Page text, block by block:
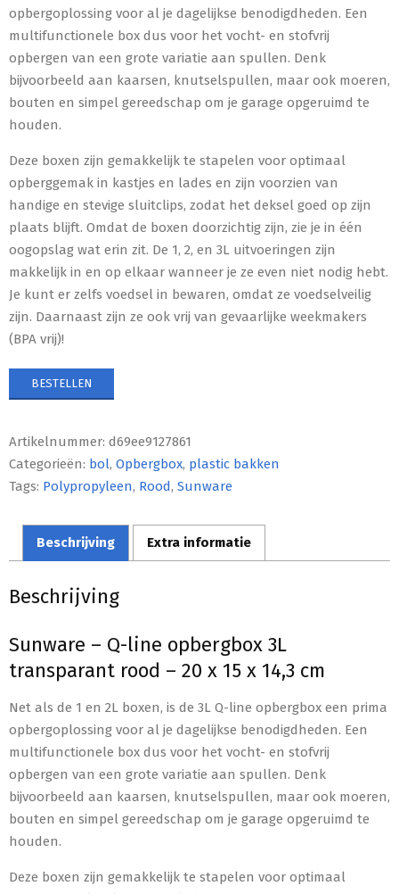
opbergoplossing voor al je dagelijkse benodigdheden. Een
multifunctionele box dus voor het vocht- en stofvrij
opbergen van een grote variatie aan spullen. Denk
bijvoorbeeld aan kaarsen, knutselspullen, maar ook moeren,
bouten en simpel gereedschap om je garage opgeruimd te
houden.
Deze boxen zijn gemakkelijk te stapelen voor optimaal
opberggemak in kastjes en lades en zijn voorzien van
handige en stevige sluitclips, zodat het deksel goed op zijn
plaats blijft. Omdat de boxen doorzichtig zijn, zie je in één
oogopslag wat erin zit. De 1, 2, en 3L uitvoeringen zijn
makkelijk in en op elkaar wanneer je ze even niet nodig hebt.
Je kunt er zelfs voedsel in bewaren, omdat ze voedselveilig
zijn. Daarnaast zijn ze ook vrij van gevaarlijke weekmakers
(BPA vrij)!
BESTELLEN
Artikelnummer: d69ee9127861
Categorieën: bol, Opbergbox, plastic bakken
Tags: Polypropyleen, Rood, Sunware
Beschrijving Extra informatie
Beschrijving
Sunware – Q-line opbergbox 3L
transparant rood – 20 x 15 x 14,3 cm
Net als de 1 en 2L boxen, is de 3L Q-line opbergbox een prima
opbergoplossing voor al je dagelijkse benodigdheden. Een
multifunctionele box dus voor het vocht- en stofvrij
opbergen van een grote variatie aan spullen. Denk
bijvoorbeeld aan kaarsen, knutselspullen, maar ook moeren,
bouten en simpel gereedschap om je garage opgeruimd te
houden.
Deze boxen zijn gemakkelijk te stapelen voor optimaal